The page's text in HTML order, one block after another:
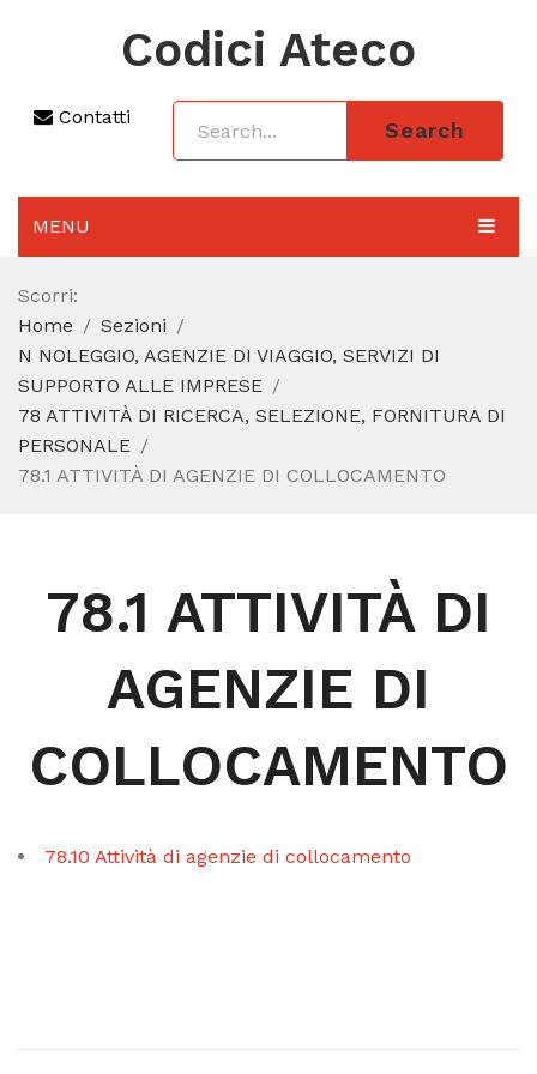
Codici Ateco
Contatti
Search
MENU
AGGIORNAMENTO 2025
SEZIONI
CODICE ATECO A COSA SERVE
CODICE FISCALE
Scorri:
Home
Sezioni
N NOLEGGIO, AGENZIE DI VIAGGIO, SERVIZI DI
SUPPORTO ALLE IMPRESE
78 ATTIVITÀ DI RICERCA, SELEZIONE, FORNITURA DI
PERSONALE
78.1 ATTIVITÀ DI AGENZIE DI COLLOCAMENTO
78.1 ATTIVITÀ DI
AGENZIE DI
COLLOCAMENTO
78.10 Attività di agenzie di collocamento